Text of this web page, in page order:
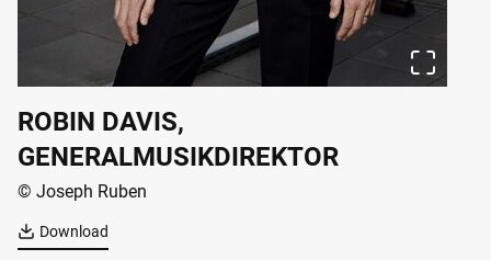
ROBIN DAVIS,
GENERALMUSIKDIREKTOR
© Joseph Ruben
Download